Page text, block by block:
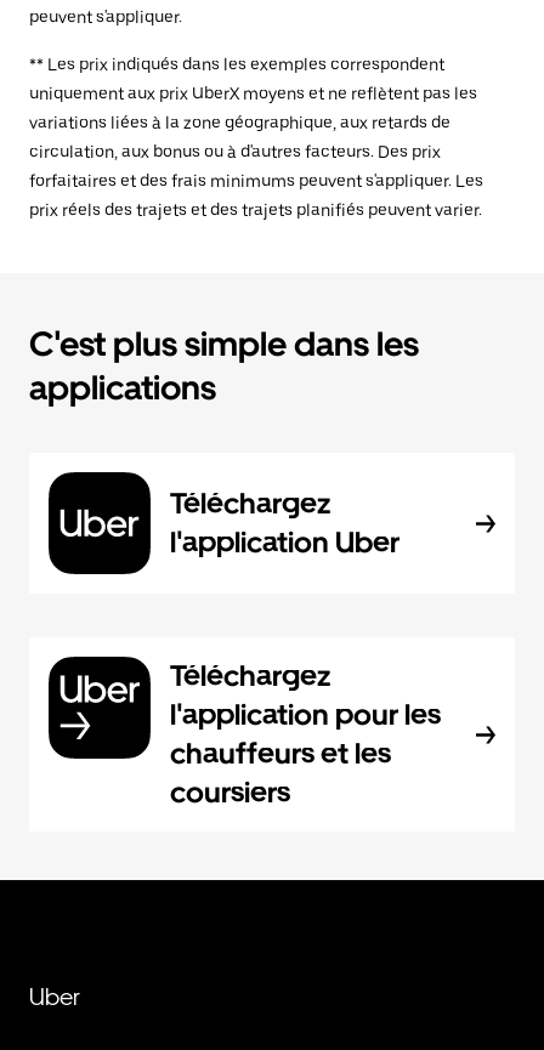
peuvent s'appliquer.
** Les prix indiqués dans les exemples correspondent
uniquement aux prix UberX moyens et ne reflètent pas les
variations liées à la zone géographique, aux retards de
circulation, aux bonus ou à d'autres facteurs. Des prix
forfaitaires et des frais minimums peuvent s'appliquer. Les
prix réels des trajets et des trajets planifiés peuvent varier.
C'est plus simple dans les
applications
Téléchargez
l'application Uber
Téléchargez
l'application pour les
chauffeurs et les
coursiers
Uber